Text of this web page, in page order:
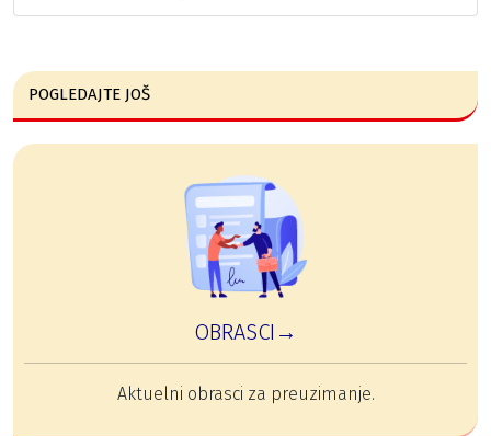
POGLEDAJTE JOŠ
OBRASCI→
Aktuelni obrasci za preuzimanje.